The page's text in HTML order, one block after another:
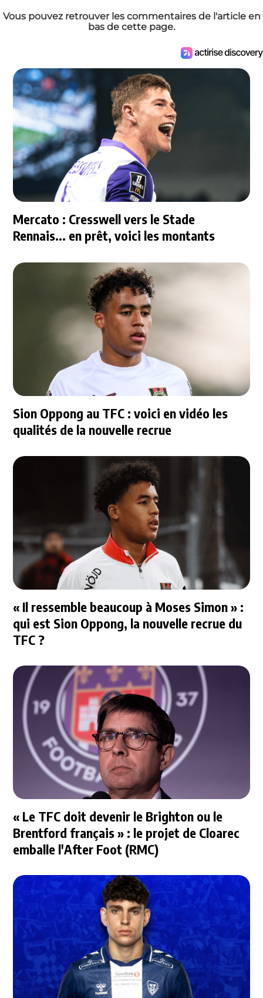
Vous pouvez retrouver les commentaires de l'article en
bas de cette page.
Mercato : Cresswell vers le Stade
Rennais... en prêt, voici les montants
Sion Oppong au TFC : voici en vidéo les
qualités de la nouvelle recrue
« Il ressemble beaucoup à Moses Simon » :
qui est Sion Oppong, la nouvelle recrue du
TFC ?
« Le TFC doit devenir le Brighton ou le
Brentford français » : le projet de Cloarec
emballe l'After Foot (RMC)